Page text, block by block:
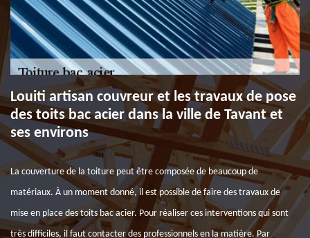
Louiti artisan couvreur et les travaux de pose
des toits bac acier dans la ville de Tavant et
ses environs
La couverture de la toiture peut être composée de beaucoup de
matériaux. À un moment donné, il est possible de faire des travaux de
mise en place des toits bac acier. Pour réaliser ces interventions qui sont
très difficiles, il faut contacter des professionnels en la matière. Par